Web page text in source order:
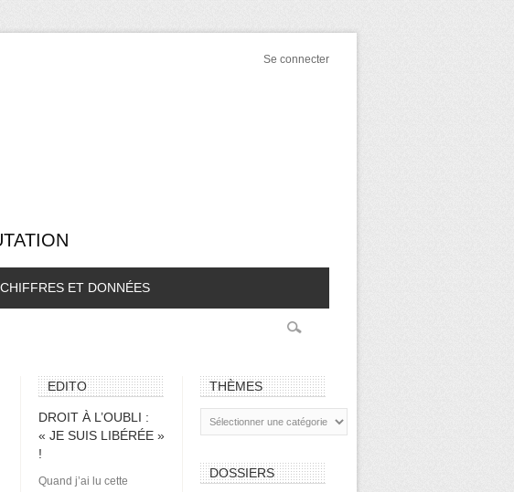
Se connecter
CHIFFRES ET DONNÉES
EDITO
DROIT À L’OUBLI :
« JE SUIS LIBÉRÉE »
!
Quand j’ai lu cette
THÈMES
DOSSIERS